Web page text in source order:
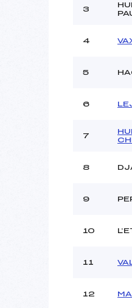
Pénalité
3
4
5
6
7
8
9
10
11
12